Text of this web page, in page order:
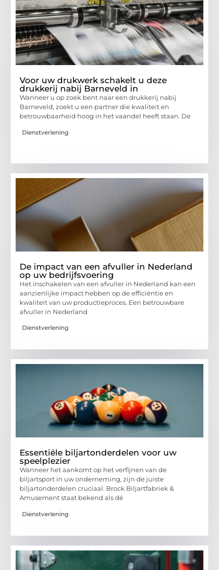
Voor uw drukwerk schakelt u deze
drukkerij nabij Barneveld in
Wanneer u op zoek bent naar een drukkerij nabij
Barneveld, zoekt u een partner die kwaliteit en
betrouwbaarheid hoog in het vaandel heeft staan. De
Dienstverlening
De impact van een afvuller in Nederland
op uw bedrijfsvoering
Het inschakelen van een afvuller in Nederland kan een
aanzienlijke impact hebben op de efficiëntie en
kwaliteit van uw productieproces. Een betrouwbare
afvuller in Nederland
Dienstverlening
Essentiële biljartonderdelen voor uw
speelplezier
Wanneer het aankomt op het verfijnen van de
biljartsport in uw onderneming, zijn de juiste
biljartonderdelen cruciaal. Brock Biljartfabriek &
Amusement staat bekend als dé
Dienstverlening